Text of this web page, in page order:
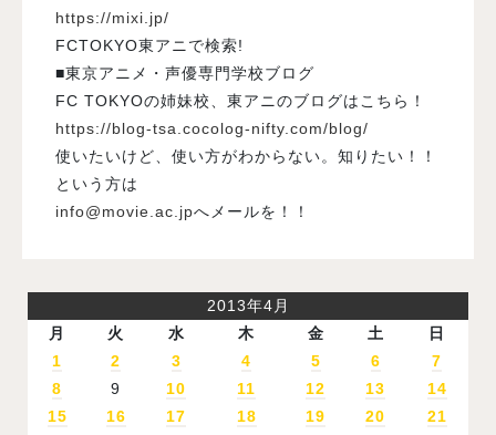
https://mixi.jp/
FCTOKYO東アニで検索!
■東京アニメ・声優専門学校ブログ
FC TOKYOの姉妹校、東アニのブログはこちら！
https://blog-tsa.cocolog-nifty.com/blog/
使いたいけど、使い方がわからない。知りたい！！
という方は
info@movie.ac.jpへメールを！！
2013年4月
月
火 水 木 金 土
日
1
2 3 4 5 6
7
8
9 10 11 12 13
14
15
16 17 18 19 20
21